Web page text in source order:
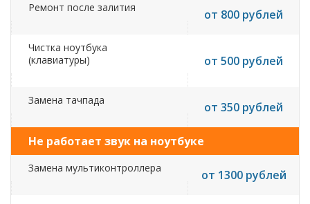
Ремонт после залития от 800 рублей
Чистка ноутбука
(клавиатуры)
от 500 рублей
Замена тачпада от 350 рублей
Не работает звук на ноутбуке
Замена мультиконтроллера от 1300 рублей